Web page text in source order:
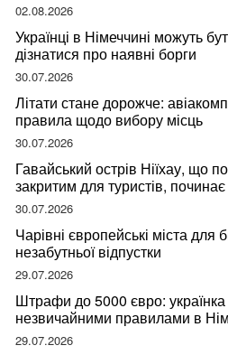
02.08.2026
Українці в Німеччині можуть
дізнатися про наявні борги
30.07.2026
Літати стане дорожче:
правила щодо вибору місць
30.07.2026
Гавайський острів Ніїхау, що
закритим для туристів,
відвідувачів
30.07.2026
Чарівні європейські міста для
незабутньої відпустки
29.07.2026
Штрафи до 5000 євро:
незвичайними правилами в
правдою
29.07.2026